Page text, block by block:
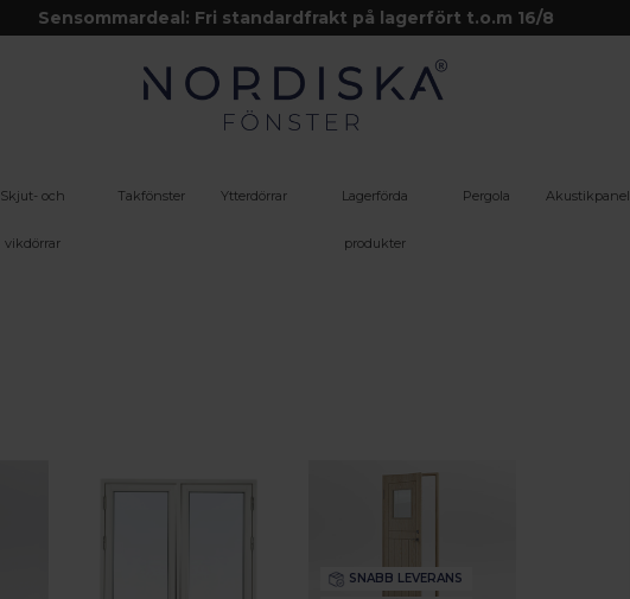
Sensommardeal: Fri standardfrakt på lagerfört t.o.m 16/8
Skjut- och
vikdörrar
Takfönster Ytterdörrar Lagerförda
produkter
Pergola Akustikpanel
SNABB LEVERANS